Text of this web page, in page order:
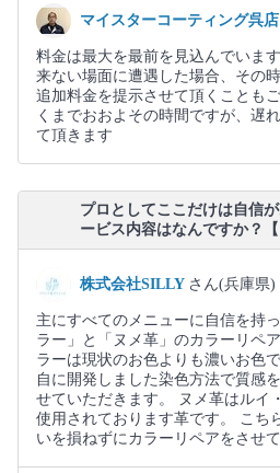
マイスターコーティング呉店
料金は最大を最前を見込んでいま
来ない場面に遭遇した場合、その
追加料金を提示させて頂くことも
くまでおおよその時間ですが、遅
て頂きます
プロとしてここだけは自信
ービス内容はなんですか？【
株式会社SILLY さん(兵庫県)
主にすべてのメニューに自信を持
ラー」と「ヌメ革」のカラーリペ
ラーは現状のお色よりも濃いお色
自に開発しました染色方法で質感
せていただきます。 ヌメ革はルイ
使用されております革です。 こち
いを損ねずにカラーリペアをさせ